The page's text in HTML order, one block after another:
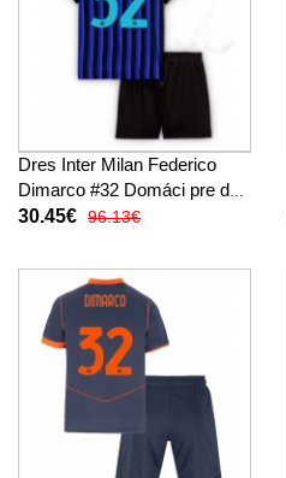
Dres Inter Milan Federico
Dimarco #32 Domáci pre deti
2025-26 Krátky Rukáv (+
30.45€ 96.13€